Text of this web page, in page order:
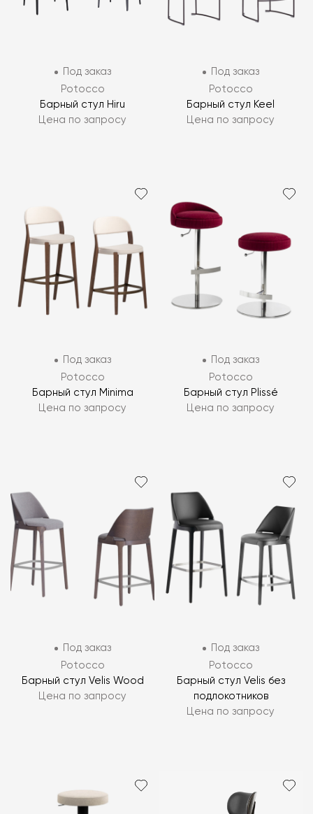
Под заказ
Potocco
Барный стул Hiru
Цена по запросу
Под заказ
Potocco
Барный стул Keel
Цена по запросу
Под заказ
Potocco
Барный стул Minima
Цена по запросу
Под заказ
Potocco
Барный стул Plissé
Цена по запросу
Под заказ
Potocco
Барный стул Velis Wood
Цена по запросу
Под заказ
Potocco
Барный стул Velis без
подлокотников
Цена по запросу